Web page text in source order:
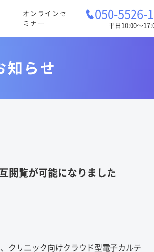
オンラインセ
ミナー
050-5526-
平日10:00〜
知らせ
閲覧が可能になりました
クリニック向けクラウド型電子カルテ